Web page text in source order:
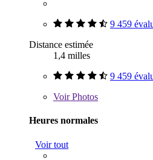
9 459
Distance estimée
1,4 milles
9 459
VoirPhotos
Heures normales
Voir tout